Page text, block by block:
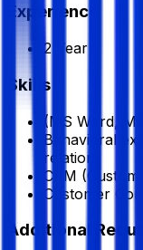
Experience
2 Year
Skills
(MS Word,
Behavioral
relation.
CRM
Customer
Additional